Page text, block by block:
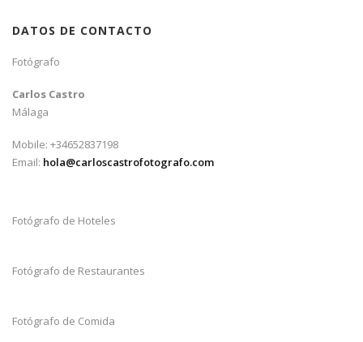
DATOS DE CONTACTO
Fotógrafo
Carlos Castro
Málaga
Mobile: +34652837198
Email: hola@carloscastrofotografo.com
Fotógrafo de Hoteles
Fotógrafo de Restaurantes
Fotógrafo de Comida